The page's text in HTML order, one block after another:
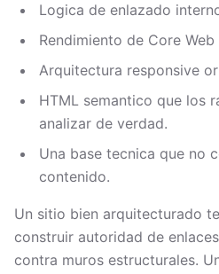
Logica de enlazado
Rendimiento de Core Web
Arquitectura responsive
HTML semantico que los
analizar de verdad.
Una base tecnica que no
contenido.
Un sitio bien arquitecturado
construir autoridad de
contra muros estructurales.